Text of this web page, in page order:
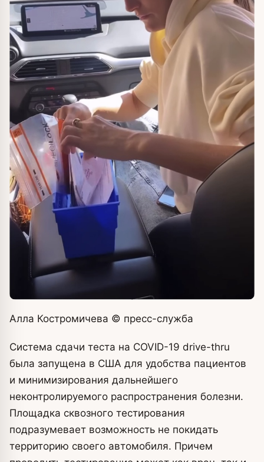
Алла Костромичева © пресс-служба
Система сдачи теста на COVID-19 drive-thru
была запущена в США для удобства пациентов
и минимизирования дальнейшего
неконтролируемого распространения болезни.
Площадка сквозного тестирования
подразумевает возможность не покидать
территорию своего автомобиля. Причем